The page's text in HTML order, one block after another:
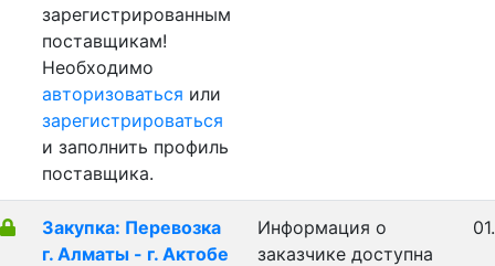
зарегистрированным
поставщикам!
Необходимо
авторизоваться или
зарегистрироваться
и заполнить профиль
поставщика.
Закупка: Перевозка
г. Алматы - г. Актобе
Информация о
заказчике доступна